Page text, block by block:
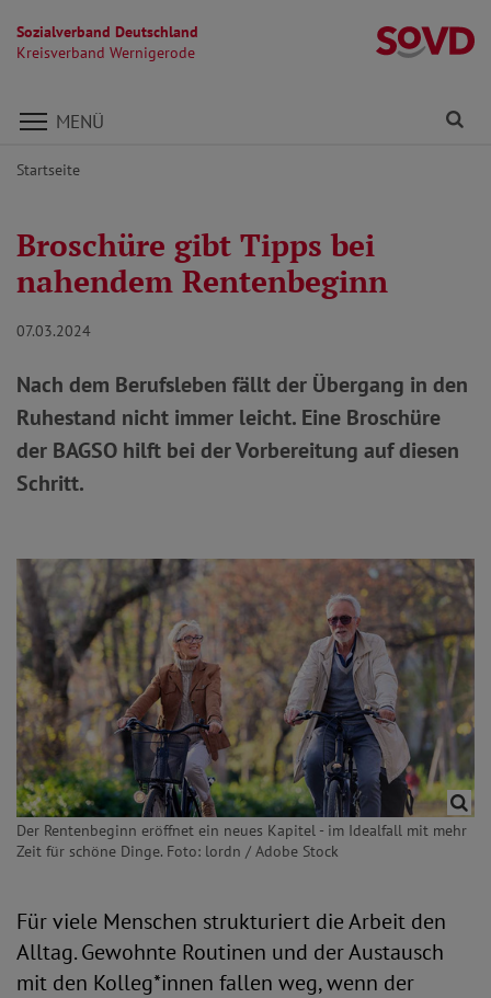
Sozialverband Deutschland
Kreisverband Wernigerode
Direkt zu den Inhalten springen
MENÜ
Startseite
Broschüre gibt Tipps bei
nahendem Rentenbeginn
07.03.2024
Nach dem Berufsleben fällt der Übergang in den
Ruhestand nicht immer leicht. Eine Broschüre
der BAGSO hilft bei der Vorbereitung auf diesen
Schritt.
Der Rentenbeginn eröffnet ein neues Kapitel - im Idealfall mit mehr
Zeit für schöne Dinge. Foto: lordn / Adobe Stock
Für viele Menschen strukturiert die Arbeit den
Alltag. Gewohnte Routinen und der Austausch
mit den Kolleg*innen fallen weg, wenn der